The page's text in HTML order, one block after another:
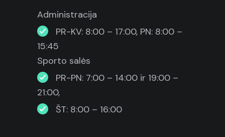
Administracija
PR-KV: 8:00 – 17:00, PN: 8:00 –
15:45
Sporto salės
PR-PN: 7:00 – 14:00 ir 19:00 –
21:00,
ŠT: 8:00 – 16:00